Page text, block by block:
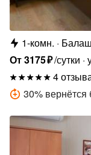
1-комн.
От3175₽/сутки
4
30% вернётся